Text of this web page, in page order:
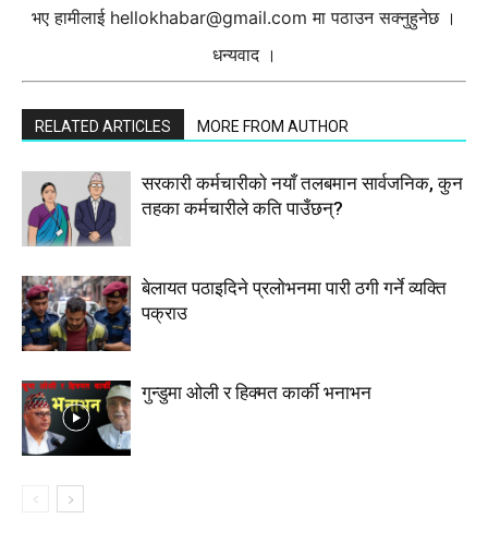
भए हामीलाई hellokhabar@gmail.com मा पठाउन सक्नुहुनेछ ।
धन्यवाद ।
RELATED ARTICLES MORE FROM AUTHOR
सरकारी कर्मचारीकाे नयाँ तलबमान सार्वजनिक, कुन
तहका कर्मचारीले कति पाउँछन्?
बेलायत पठाइदिने प्रलाेभनमा पारी ठगी गर्ने व्यक्ति
पक्राउ
गुन्डुमा ओली र हिक्मत कार्की भनाभन